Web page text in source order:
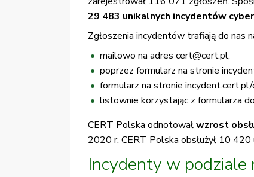
29 483 unikalnych incydentów
Zgłoszenia incydentów trafiają do nas
mailowo na adres cert@cert.pl,
poprzez formularz na stronie
formularz na stronie
listownie korzystając z formularza
CERT Polska odnotowałwzrost
2020 r. CERT Polska obsłużył 10
Incydenty w podziale